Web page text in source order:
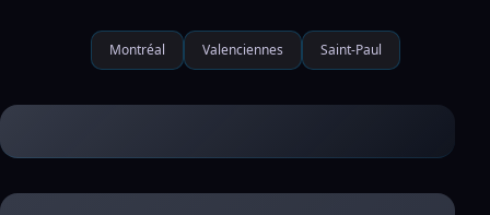
Montréal Valenciennes Saint-Paul